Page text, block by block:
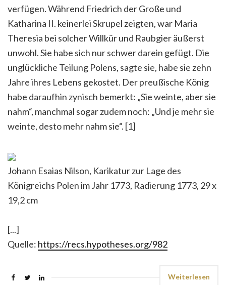
verfügen. Während Friedrich der Große und
Katharina II. keinerlei Skrupel zeigten, war Maria
Theresia bei solcher Willkür und Raubgier äußerst
unwohl. Sie habe sich nur schwer darein gefügt. Die
unglückliche Teilung Polens, sagte sie, habe sie zehn
Jahre ihres Lebens gekostet. Der preußische König
habe daraufhin zynisch bemerkt: „Sie weinte, aber sie
nahm“, manchmal sogar zudem noch: „Und je mehr sie
weinte, desto mehr nahm sie“. [1]
Johann Esaias Nilson, Karikatur zur Lage des
Königreichs Polen im Jahr 1773, Radierung 1773, 29 x
19,2 cm
[...]
Quelle: https://recs.hypotheses.org/982
Weiterlesen